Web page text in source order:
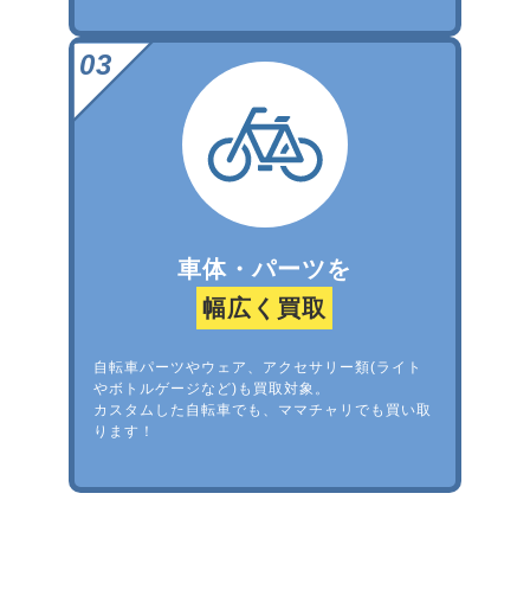
車体・パーツを
幅広く買取
自転車パーツやウェア、アクセサリー類(ライト
やボトルゲージなど)も買取対象。
カスタムした自転車でも、ママチャリでも買い取
ります！